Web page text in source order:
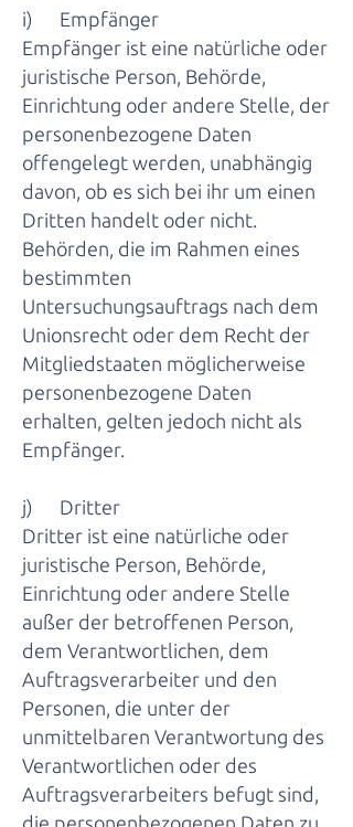
i) Empfänger
Empfänger ist eine natürliche oder
juristische Person, Behörde,
Einrichtung oder andere Stelle, der
personenbezogene Daten
offengelegt werden, unabhängig
davon, ob es sich bei ihr um einen
Dritten handelt oder nicht.
Behörden, die im Rahmen eines
bestimmten
Untersuchungsauftrags nach dem
Unionsrecht oder dem Recht der
Mitgliedstaaten möglicherweise
personenbezogene Daten
erhalten, gelten jedoch nicht als
Empfänger.
j) Dritter
Dritter ist eine natürliche oder
juristische Person, Behörde,
Einrichtung oder andere Stelle
außer der betroffenen Person,
dem Verantwortlichen, dem
Auftragsverarbeiter und den
Personen, die unter der
unmittelbaren Verantwortung des
Verantwortlichen oder des
Auftragsverarbeiters befugt sind,
die personenbezogenen Daten zu